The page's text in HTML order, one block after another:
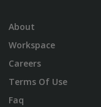
About
Workspace
Careers
Terms Of Use
Faq